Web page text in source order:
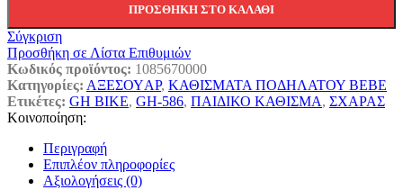
ΠΡΟΣΘΉΚΗ ΣΤΟ ΚΑΛΆΘΙ
Σύγκριση
Προσθήκη σε Λίστα Επιθυμιών
Κωδικός προϊόντος: 1085670000
Κατηγορίες: ΑΞΕΣΟΥAΡ, ΚΑΘΙΣΜΑΤΑ ΠΟΔΗΛΑΤΟΥ BEBE
Ετικέτες: GH BIKE, GH-586, ΠΑΙΔΙΚΟ ΚΑΘΙΣΜΑ, ΣΧΑΡΑΣ
Κοινοποίηση:
Περιγραφή
Επιπλέον πληροφορίες
Αξιολογήσεις (0)